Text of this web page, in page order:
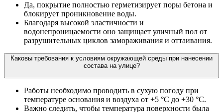
Да, покрытие полностью герметизирует поры бетона и
блокирует проникновение воды.
Благодаря высокой эластичности и
водонепроницаемости оно защищает уличный пол от
разрушительных циклов замораживания и оттаивания.
Каковы требования к условиям окружающей среды при нанесении
состава на улице?
Работы необходимо проводить в сухую погоду при
температуре основания и воздуха от +5 °С до +30 °С.
Важно следить, чтобы температура поверхности была